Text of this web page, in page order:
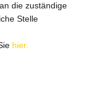
die zuständige
Stelle
hier.